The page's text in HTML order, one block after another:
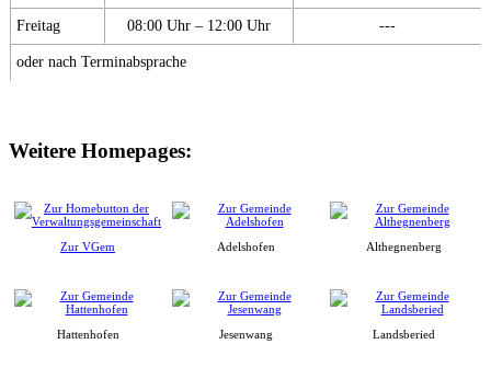
Freitag 08:00 Uhr – 12:00 Uhr ---
oder nach Terminabsprache
Weitere Homepages:
Zur VGem Adelshofen Althegnenberg
Hattenhofen Jesenwang Landsberied